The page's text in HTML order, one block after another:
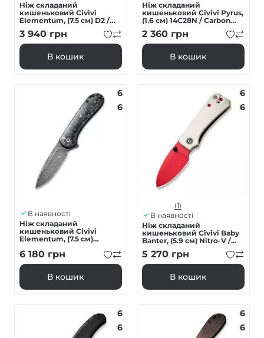
Ніж складаний
кишеньковий Civivi
Elementum, (7.5 см) D2 /
Micarta темно-зелений
3 940 грн
В кошик
Ніж складаний
кишеньковий Civivi Pyrus,
(1.6 см) 14C28N / Carbon
Fiber темно-сірий
2 360 грн
В кошик
6
6
В наявності
Ніж складаний
кишеньковий Civivi
Elementum, (7.5 см)
6 180 грн
В кошик
6
6
(1)
В наявності
Ніж складаний
кишеньковий Civivi Baby
Banter, (5.9 см) Nitro-V /
G10 сірий
5 270 грн
В кошик
6
6
6
6